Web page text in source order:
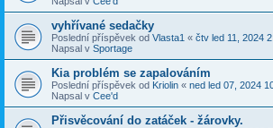
vyhřívané sedačky
Poslední příspěvek od Vlasta1 « čtv led 11, 2024
Napsal v Sportage
Kia problém se zapalováním
Poslední příspěvek od Kriolin « ned led 07, 2024
Napsal v Cee'd
Přisvěcování do zatáček - žárovky.